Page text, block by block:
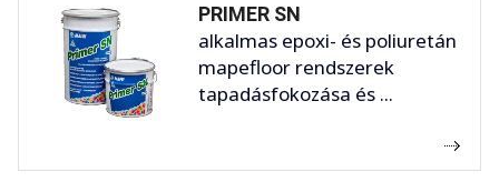
PRIMER SN
alkalmas epoxi- és poliuretán
mapefloor rendszerek
tapadásfokozása és ...